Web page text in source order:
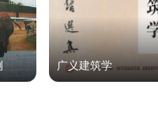
广义建筑学